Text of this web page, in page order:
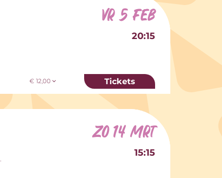
€ 12,00
vr 5 feb
20:15
Tickets
zo 14 mrt
15:15